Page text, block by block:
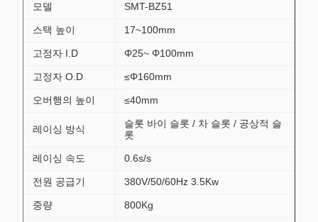
모델 SMT-BZ51
스택 높이 17~100mm
고정자 I.D Φ25~ Φ100mm
고정자 O.D ≤Φ160mm
오버행의 높이 ≤40mm
레이싱 방식
슬롯 바이 슬롯 / 차 슬롯 / 공상적 슬
롯
레이싱 속도 0.6s/s
전원 공급기 380V/50/60Hz 3.5Kw
중량 800Kg